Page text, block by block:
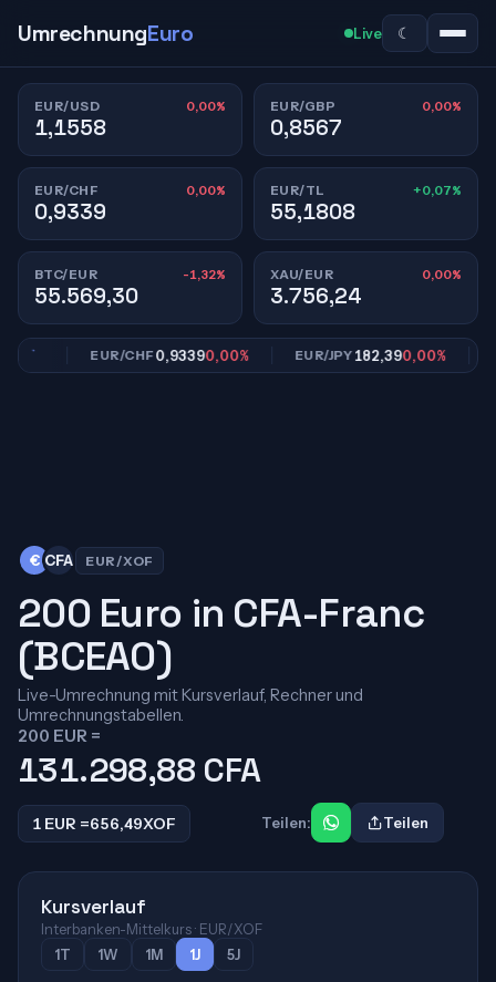
UmrechnungEuro Live ☾
EUR/USD 0,00%
1,1558
EUR/GBP 0,00%
0,8567
EUR/CHF 0,00%
0,9339
EUR/TL +0,07%
55,1808
BTC/EUR -1,32%
55.569,30
XAU/EUR 0,00%
3.756,24
EUR/CHF0,93390,00% EUR/JPY182,390,00%
€ CFA EUR/XOF
200 Euro in CFA-Franc
(BCEAO)
Live-Umrechnung mit Kursverlauf, Rechner und
Umrechnungstabellen.
200 EUR =
131.298,88 CFA
1 EUR =656,49XOF Teilen: Teilen
Kursverlauf
Interbanken-Mittelkurs · EUR/XOF
1T
1W 1M 1J 5J